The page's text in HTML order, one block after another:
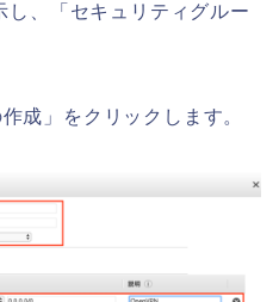
、「セキュリティグルー
成」をクリックします。